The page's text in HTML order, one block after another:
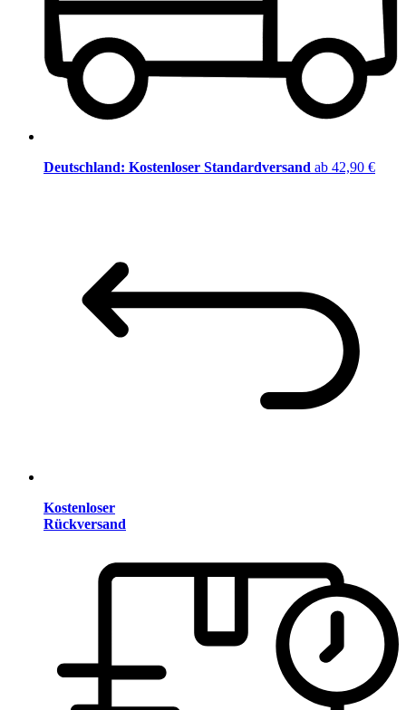
Deutschland: Kostenloser Standardversand ab 42,90 €
Kostenloser
Rückversand